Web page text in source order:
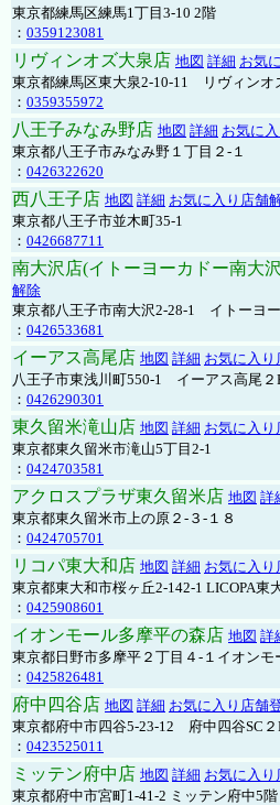
東京都練馬区練馬1丁目3-10 2階
： 0359123081
リヴィンオズ大泉店 地図 詳細 お気
東京都練馬区東大泉2-10-11 リヴィンオ
： 0359355972
八王子みなみ野店 地図 詳細 お気に
東京都八王子市みなみ野１丁目２-１
： 0426322620
西八王子店 地図 詳細 お気に入り店舗
東京都八王子市並木町35-1
： 0426687711
南大沢店(イトーヨーカドー南大
解除
東京都八王子市南大沢2-28-1 イトーヨ
： 0426533681
イーアス高尾店 地図 詳細 お気に入り
八王子市東浅川町550-1 イーアス高尾２
： 0426290301
東久留米滝山店 地図 詳細 お気に入り
東京都東久留米市滝山5丁目2-1
： 0424703581
アクロスプラザ東久留米店 地図 詳
東京都東久留米市上の原２-３-１８
： 0424705701
リコパ東大和店 地図 詳細 お気に入り
東京都東大和市桜ヶ丘2-142-1 LICOPA東
： 0425908601
イオンモール多摩平の森店 地図 詳
東京都日野市多摩平２丁目４-１イオンモ
： 0425826481
府中四谷店 地図 詳細 お気に入り店舗
東京都府中市四谷5-23-12 府中四谷SC２
： 0423525011
ミッテン府中店 地図 詳細 お気に入り
東京都府中市宮町1-41-2 ミッテン府中5階